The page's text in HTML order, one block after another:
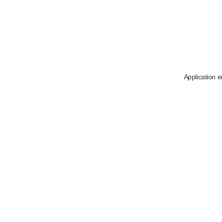
Application